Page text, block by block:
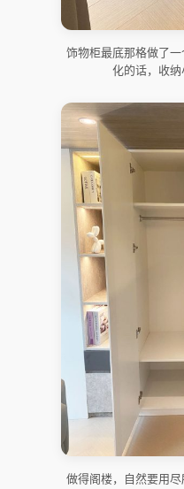
饰物柜最底那格做了
化的话，收纳
做得阁楼，自然要用